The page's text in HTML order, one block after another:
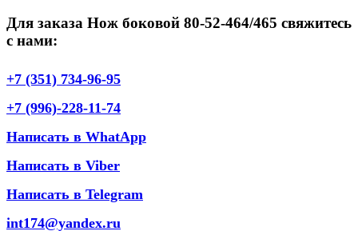
Для заказа Нож боковой 80-52-464/465 свяжитесь
с нами:
+7 (351) 734-96-95
+7 (996)-228-11-74
Написать в WhatApp
Написать в Viber
Написать в Telegram
int174@yandex.ru